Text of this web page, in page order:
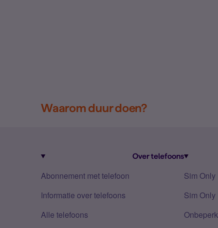
Waarom duur doen?
Over telefoons
Abonnement met telefoon
Informatie over telefoons
Alle telefoons
Sim Only
Sim